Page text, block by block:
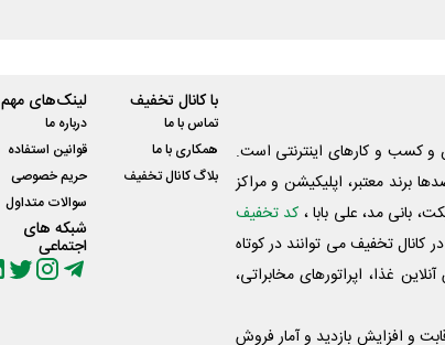
و کسب و‌ کارهای اینترنتی است.
برند معتبر، اپلیکیشن و مراکز
بانی مد، علی‌ بابا ، کد تخفیف
کانال تخفیف می توانند در کوتاه
غذا، اپراتورهای مخابراتی،
و افزایش بازدید و آمار فروش
با کانال تخفیف
تماس با ما
همکاری با ما
بلاگ کانال تخفیف
لینک‌های مهم
درباره ما
قوانین استفاده
حریم خصوصی
سوالات متداول
شبکه های
اجتماعی